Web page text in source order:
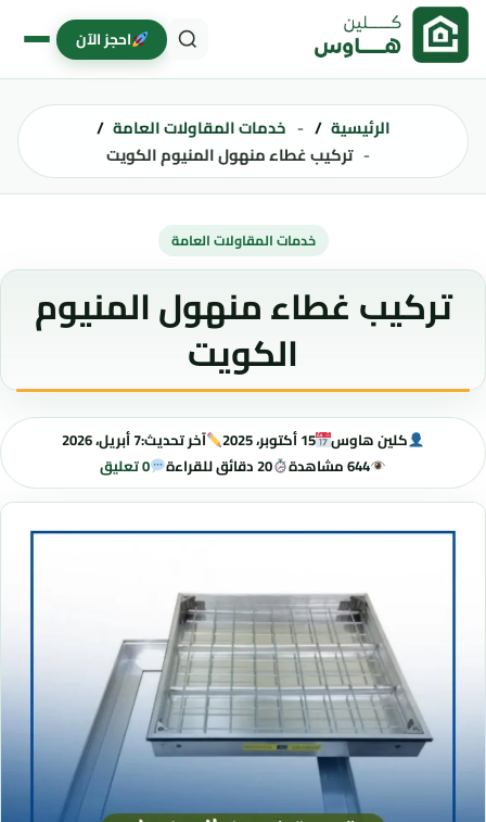
تخطى إلى المحتوى
احجز الآن
الرئيسية
خدمات المقاولات العامة
تركيب غطاء منهول المنيوم الكويت
خدمات المقاولات العامة
تركيب غطاء منهول المنيوم
الكويت
كلين هاوس 15 أكتوبر، 2025 آخر تحديث:7 أبريل، 2026
644 مشاهدة
20 دقائق للقراءة 0 تعليق